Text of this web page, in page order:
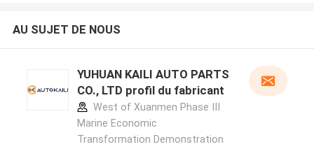
AU SUJET DE NOUS
YUHUAN KAILI AUTO PARTS
CO., LTD profil du fabricant
West of Xuanmen Phase III
Marine Economic
Transformation Demonstration